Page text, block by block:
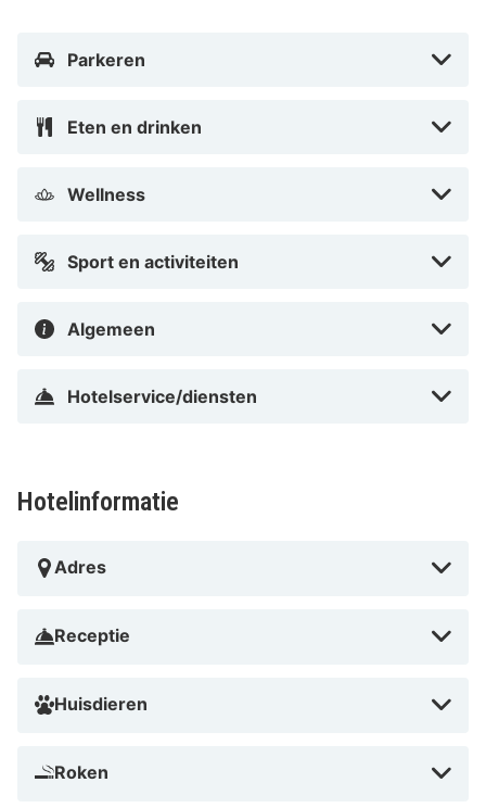
meter aan ruimte, waaronder een conferentieruimte en
parkeerplaatsen.
espressoapparaten en een flatscreentelevisie. Dankzij
satellietzenders zorgt voor het kijkplezier. Bij de
en een koffiezetapparaat/waterkoker.
kilometer. Soonwald-Nahe Nature Park - 0,1 km Heilig
Ehem. Kloster hl. Wolfgang - 2,5 km Klein Venedig -
2,5 km Pauluskirche - 2,6 km Eiermarkt mit Michel-
Martinskirche Bosenheim - 3 km Spa Bäderhaus - 3 km
Bad Kreuznach - 3,2 km Schlossparkmuseum Rittergut
luchthavens zijn:Mainz (QFZ-Mainz Finthen) - 32,8 km
Kreuznach is Frankfurt (HHN-Frankfurt - Hahn).
Parkeren
Eten en drinken
Wellness
Sport en activiteiten
Algemeen
Hotelservice/diensten
Hotelinformatie
Adres
Receptie
Huisdieren
Roken